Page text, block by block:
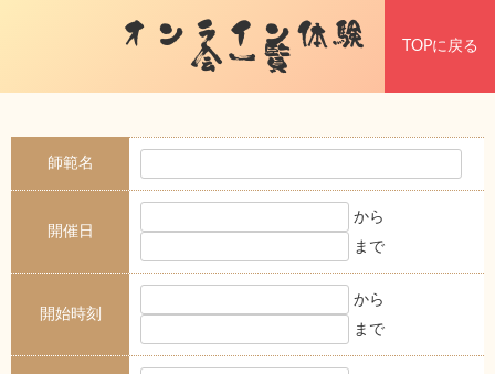
オンライン体験
会一覧 TOPに戻る
師範名
開催日
から
まで
開始時刻
から
まで